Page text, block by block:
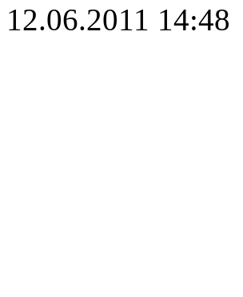
12.06.2011 14:48